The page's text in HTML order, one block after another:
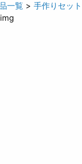
一覧 > 手作りセッ